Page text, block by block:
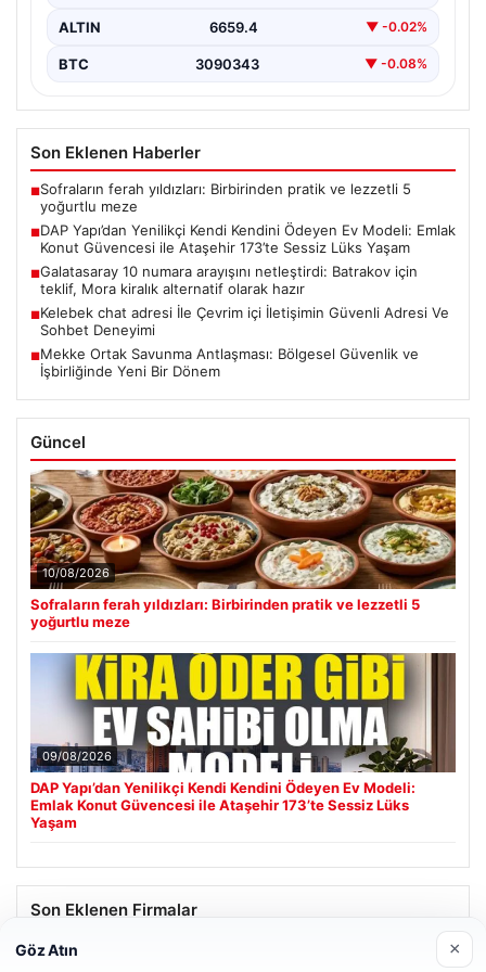
ALTIN 6659.4 ▼ -0.02%
BTC 3090343 ▼ -0.08%
Son Eklenen Haberler
■Sofraların ferah yıldızları: Birbirinden pratik ve lezzetli 5
yoğurtlu meze
■DAP Yapı’dan Yenilikçi Kendi Kendini Ödeyen Ev Modeli: Emlak
Konut Güvencesi ile Ataşehir 173’te Sessiz Lüks Yaşam
■Galatasaray 10 numara arayışını netleştirdi: Batrakov için
teklif, Mora kiralık alternatif olarak hazır
■Kelebek chat adresi İle Çevrim içi İletişimin Güvenli Adresi Ve
Sohbet Deneyimi
■Mekke Ortak Savunma Antlaşması: Bölgesel Güvenlik ve
İşbirliğinde Yeni Bir Dönem
Güncel
10/08/2026
Sofraların ferah yıldızları: Birbirinden pratik ve lezzetli 5
yoğurtlu meze
09/08/2026
DAP Yapı’dan Yenilikçi Kendi Kendini Ödeyen Ev Modeli:
Emlak Konut Güvencesi ile Ataşehir 173’te Sessiz Lüks
Yaşam
Son Eklenen Firmalar
Göz Atın ×